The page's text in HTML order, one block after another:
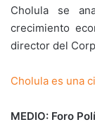
Cholula se
crecimiento
director del
Cholula es una
MEDIO: Foro